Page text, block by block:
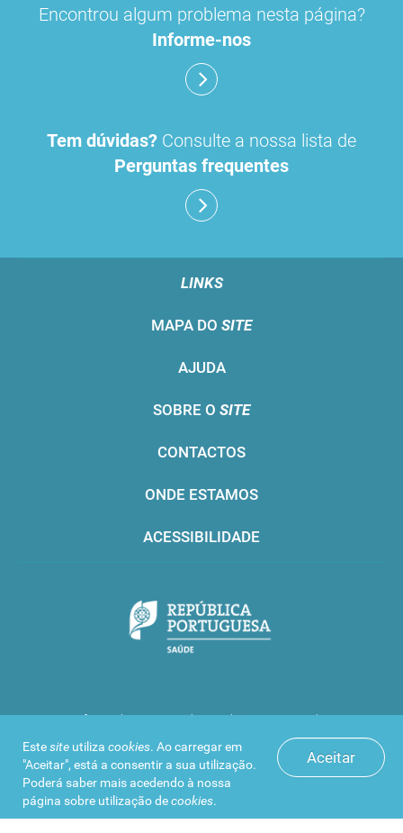
Aceitar
Estesite utiliza cookies. Ao carregar em
"Aceitar", está a consentir a sua utilização.
Poderá saber mais acedendo à nossa
página sobre utilização decookies.
Encontrou algum problema nesta página?
Informe-nos
Tem dúvidas? Consulte a nossa lista de
Perguntas frequentes
LINKS
MAPA DO SITE
AJUDA
SOBRE O SITE
CONTACTOS
ONDE ESTAMOS
ACESSIBILIDADE
Infarmed © 2016. Todos os direitos reservados